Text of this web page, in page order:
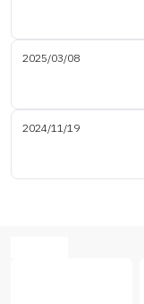
2025/03/08
2024/11/19